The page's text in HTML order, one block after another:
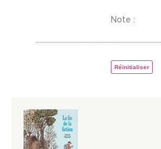
Note :
Réinitialiser